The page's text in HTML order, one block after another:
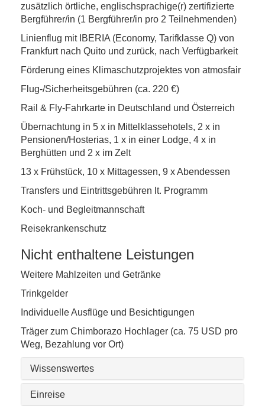
zusätzlich örtliche, englischsprachige(r) zertifizierte
Bergführer/in (1 Bergführer/in pro 2 Teilnehmenden)
Linienflug mit IBERIA (Economy, Tarifklasse Q) von
Frankfurt nach Quito und zurück, nach Verfügbarkeit
Förderung eines Klimaschutzprojektes von atmosfair
Flug-/Sicherheitsgebühren (ca. 220 €)
Rail & Fly-Fahrkarte in Deutschland und Österreich
Übernachtung in 5 x in Mittelklassehotels, 2 x in
Pensionen/Hosterias, 1 x in einer Lodge, 4 x in
Berghütten und 2 x im Zelt
13 x Frühstück, 10 x Mittagessen, 9 x Abendessen
Transfers und Eintrittsgebühren lt. Programm
Koch- und Begleitmannschaft
Reisekrankenschutz
Nicht enthaltene Leistungen
Weitere Mahlzeiten und Getränke
Trinkgelder
Individuelle Ausflüge und Besichtigungen
Träger zum Chimborazo Hochlager (ca. 75 USD pro
Weg, Bezahlung vor Ort)
Wissenswertes
Einreise